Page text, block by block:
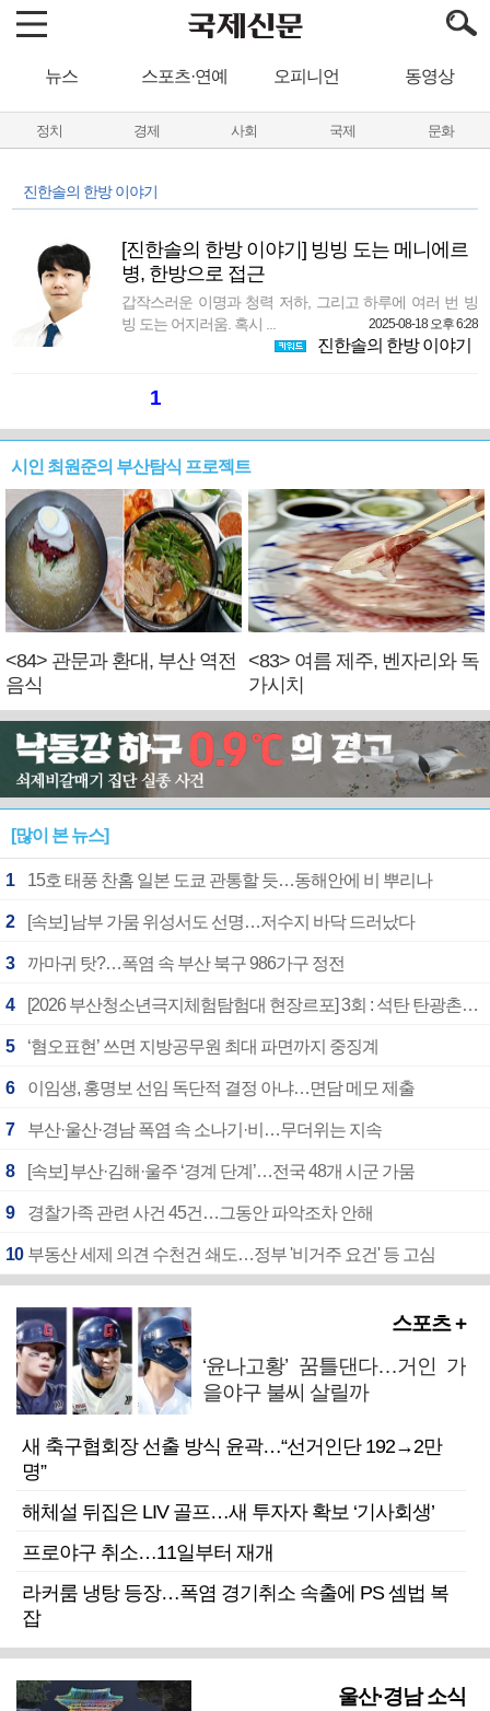
뉴스 스포츠·연예 오피니언 동영상
정치 경제 사회 국제 문화
진한솔의 한방 이야기
[진한솔의 한방 이야기] 빙빙 도는 메니에르
병, 한방으로 접근
갑작스러운 이명과 청력 저하, 그리고 하루에 여러 번 빙
빙 도는 어지러움. 혹시 ...
2025-08-18 오후 6:28
진한솔의 한방 이야기
1
시인 최원준의 부산탐식 프로젝트
<84> 관문과 환대, 부산 역전
음식
<83> 여름 제주, 벤자리와 독
가시치
[많이 본 뉴스]
1 15호 태풍 찬홈 일본 도쿄 관통할 듯…동해안에 비 뿌리나
2 [속보] 남부 가뭄 위성서도 선명…저수지 바닥 드러났다
3 까마귀 탓?…폭염 속 부산 북구 986가구 정전
4 [2026 부산청소년극지체험탐험대 현장르포] 3회 : 석탄 탄광촌에서 북극 연구의 중심지로
5 ‘혐오표현’ 쓰면 지방공무원 최대 파면까지 중징계
6 이임생, 홍명보 선임 독단적 결정 아냐…면담 메모 제출
7 부산·울산·경남 폭염 속 소나기·비…무더위는 지속
8 [속보] 부산·김해·울주 ‘경계 단계’…전국 48개 시군 가뭄
9 경찰가족 관련 사건 45건…그동안 파악조차 안해
10 부동산 세제 의견 수천건 쇄도…정부 '비거주 요건' 등 고심
스포츠 +
‘윤나고황’ 꿈틀댄다…거인 가
을야구 불씨 살릴까
새 축구협회장 선출 방식 윤곽…“선거인단 192→2만
명”
해체설 뒤집은 LIV 골프…새 투자자 확보 ‘기사회생’
프로야구 취소…11일부터 재개
라커룸 냉탕 등장…폭염 경기취소 속출에 PS 셈법 복
잡
울산·경남 소식